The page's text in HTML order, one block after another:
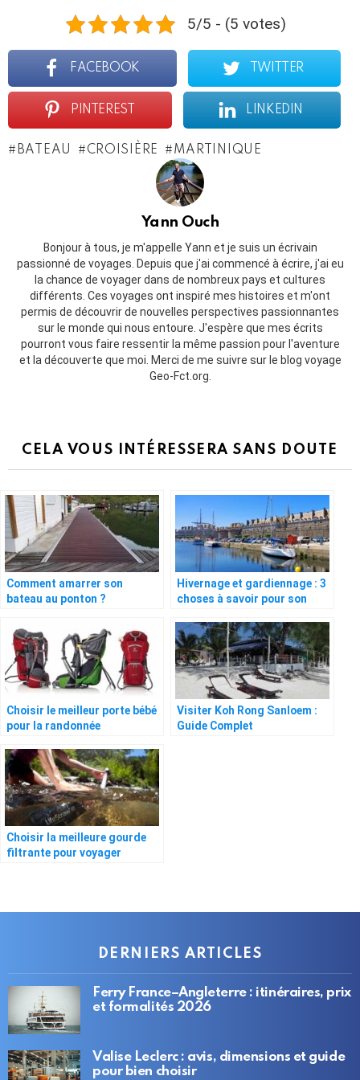
5/5 - (5 votes)
FACEBOOK TWITTER
PINTEREST LINKEDIN
BATEAU CROISIÈRE MARTINIQUE
Yann Ouch
Bonjour à tous, je m'appelle Yann et je suis un écrivain
passionné de voyages. Depuis que j'ai commencé à écrire, j'ai eu
la chance de voyager dans de nombreux pays et cultures
différents. Ces voyages ont inspiré mes histoires et m'ont
permis de découvrir de nouvelles perspectives passionnantes
sur le monde qui nous entoure. J'espère que mes écrits
pourront vous faire ressentir la même passion pour l'aventure
et la découverte que moi. Merci de me suivre sur le blog voyage
Geo-Fct.org.
CELA VOUS INTÉRESSERA SANS DOUTE
Comment amarrer son
bateau au ponton ?
Hivernage et gardiennage : 3
choses à savoir pour son
Choisir le meilleur porte bébé
pour la randonnée
Visiter Koh Rong Sanloem :
Guide Complet
Choisir la meilleure gourde
filtrante pour voyager
DERNIERS ARTICLES
Ferry France–Angleterre : itinéraires, prix
et formalités 2026
Valise Leclerc : avis, dimensions et guide
pour bien choisir